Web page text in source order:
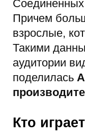
Причем
взрослые,
Такими
аудитории
поделилась
Кто